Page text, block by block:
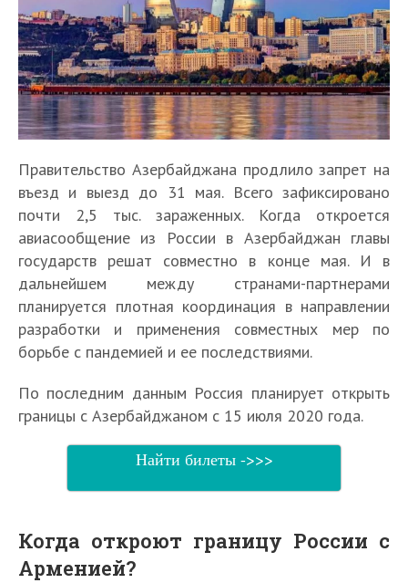
Правительство Азербайджана продлило запрет на
въезд и выезд до 31 мая. Всего зафиксировано
почти 2,5 тыс. зараженных. Когда откроется
авиасообщение из России в Азербайджан главы
государств решат совместно в конце мая. И в
дальнейшем между странами-партнерами
планируется плотная координация в направлении
разработки и применения совместных мер по
борьбе с пандемией и ее последствиями.
По последним данным Россия планирует открыть
границы с Азербайджаном с 15 июля 2020 года.
Найти билеты ->>>
Когда откроют границу России с
Арменией?